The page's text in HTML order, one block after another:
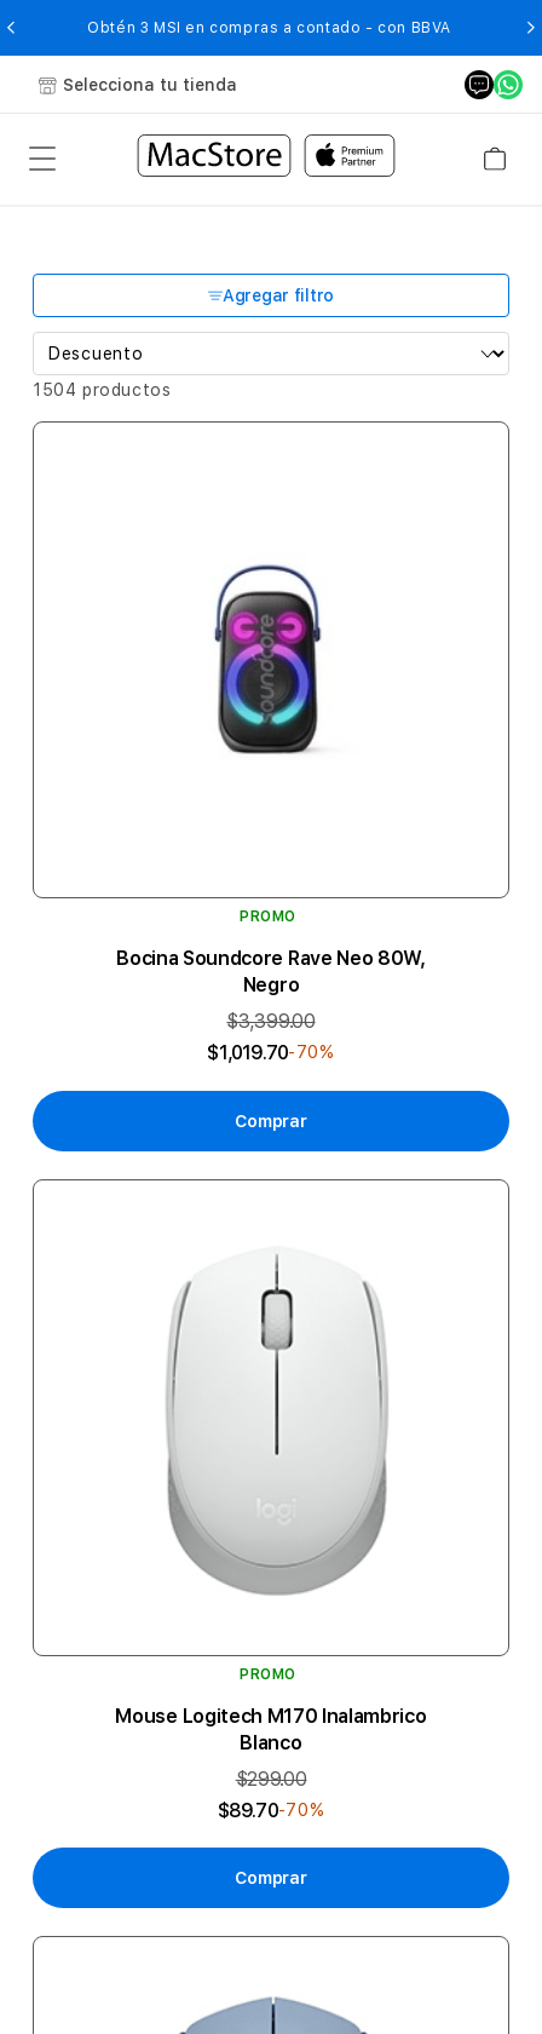
Obtén 3 MSI en compras a contado - con BBVA
Selecciona tu tienda
Agregar filtro
1504 productos
PROMO
Bocina Soundcore Rave Neo 80W,
Negro
$3,399.00
$1,019.70-70%
Comprar
PROMO
Mouse Logitech M170 Inalambrico
Blanco
$299.00
$89.70-70%
Comprar